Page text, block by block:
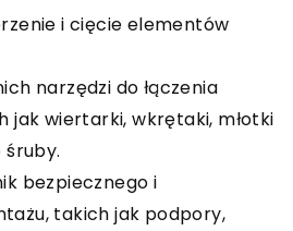
i cięcie elementów
narzędzi do łączenia
jak wiertarki, wkrętaki, młotki
śruby.
bezpiecznego i
takich jak podpory,